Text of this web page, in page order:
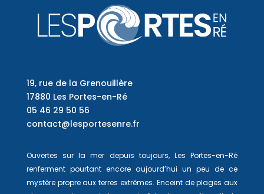
19, rue de la Grenouillère
17880 Les Portes-en-Ré
05 46 29 50 56
contact@lesportesenre.fr
Ouvertes sur la mer depuis toujours, Les Portes-en-Ré
renferment pourtant encore aujourd’hui un peu de ce
mystère propre aux terres extrêmes. Enceint de plages aux